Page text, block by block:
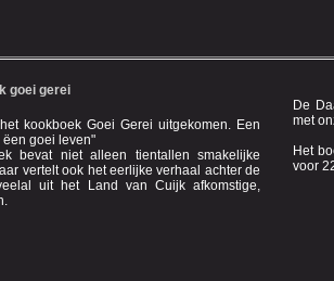
Kookboek goei gerei
kookboek Goei Gerei uitgekomen. Een
goei leven"
bevat niet alleen tientallen smakelijke
vertelt ook het eerlijke verhaal achter de
uit het Land van Cuijk afkomstige,
De
Het